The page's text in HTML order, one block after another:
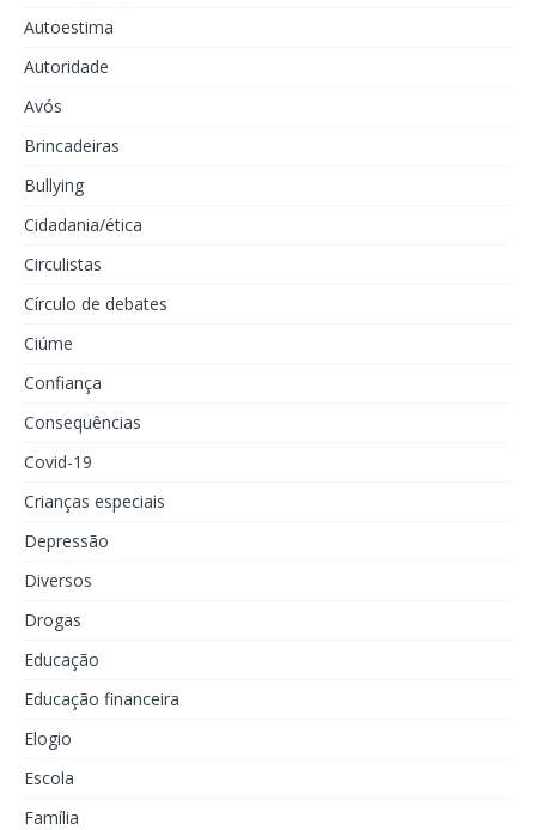
Autoestima
Autoridade
Avós
Brincadeiras
Bullying
Cidadania/ética
Circulistas
Círculo de debates
Ciúme
Confiança
Consequências
Covid-19
Crianças especiais
Depressão
Diversos
Drogas
Educação
Educação financeira
Elogio
Escola
Família